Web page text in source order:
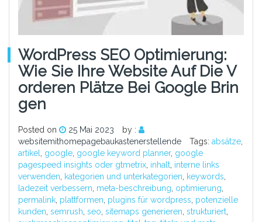
WordPress SEO Optimierung:
Wie Sie Ihre Website Auf Die V
Orderen Plätze Bei Google Brin
Gen
Posted on 25 Mai 2023
by :
websitemithomepagebaukastenerstellende
Tags: absätze
artikel
google google keyword planner, google
pagespeed insights oder gtmetrix inhalt interne links
verwenden
kategorien und unterkategorien keywords
ladezeit verbessern meta-beschreibung optimierung
permalink plattformen plugins für wordpress potenzielle
kunden semrush seo sitemaps generieren strukturiert